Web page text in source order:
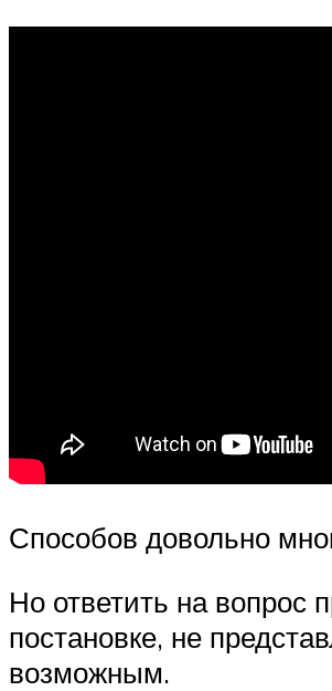
Способов довольно
Но ответить на вопрос
постановке, не
возможным.